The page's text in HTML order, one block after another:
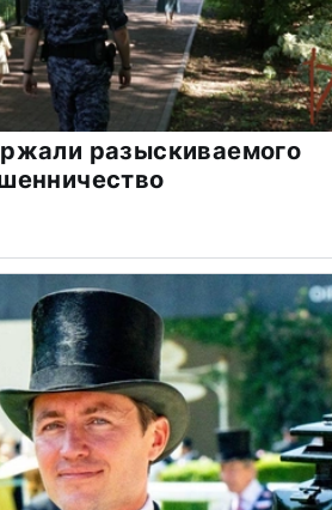
разыскиваемого